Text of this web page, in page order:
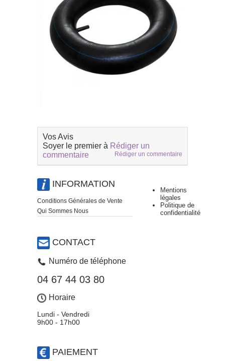
Vos Avis
Soyer le premier à Rédiger un
commentaire
Rédiger un commentaire
INFORMATION
Conditions Générales de Vente
Qui Sommes Nous
CONTACT
Numéro de téléphone
04 67 44 03 80
Horaire
Lundi - Vendredi
9h00 - 17h00
PAIEMENT
Mentions
légales
Politique de
confidentialité